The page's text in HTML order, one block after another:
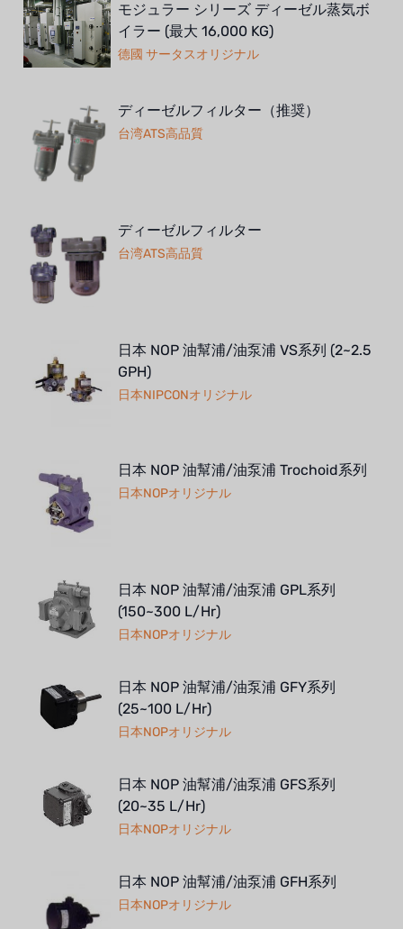
モジュラー シリーズ ディーゼル蒸気ボ
イラー (最大 16,000 KG)
德國 サータスオリジナル
ディーゼルフィルター（推奨）
台湾ATS高品質
ディーゼルフィルター
台湾ATS高品質
日本 NOP 油幫浦/油泵浦 VS系列 (2~2.5
GPH)
日本NIPCONオリジナル
日本 NOP 油幫浦/油泵浦 Trochoid系列
日本NOPオリジナル
日本 NOP 油幫浦/油泵浦 GPL系列
(150~300 L/Hr)
日本NOPオリジナル
日本 NOP 油幫浦/油泵浦 GFY系列
(25~100 L/Hr)
日本NOPオリジナル
日本 NOP 油幫浦/油泵浦 GFS系列
(20~35 L/Hr)
日本NOPオリジナル
日本 NOP 油幫浦/油泵浦 GFH系列
日本NOPオリジナル